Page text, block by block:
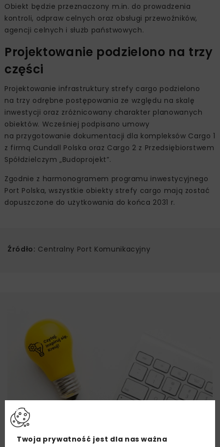
Obiekt będzie przeznaczony m.in. do prowadzenia
kontroli, odpraw celnych oraz obsługi przewoźników,
agencji celnych i służb państwowych.
Projektowanie podzielono na trzy
części
Projektowanie infrastruktury strefy cargo podzielono
na trzy odrębne postępowania ze względu na skalę
inwestycji oraz zróżnicowany charakter planowanych
obiektów. Wcześniej podpisano umowy
na przygotowanie dokumentacji dla kompleksów Cargo 1
z firmą Cundall Polska oraz Cargo 2 z Przedsiębiorstwem
Spółdzielczym „Budoprojekt”.
Zgodnie z harmonogramem programu inwestycyjnego
Port Polska, wszystkie obiekty strefy cargo mają zostać
dopuszczone do użytkowania do końca 2031 r.
Źródło: Centralny Port Komunikacyjny
Twoja prywatność jest dla nas ważna